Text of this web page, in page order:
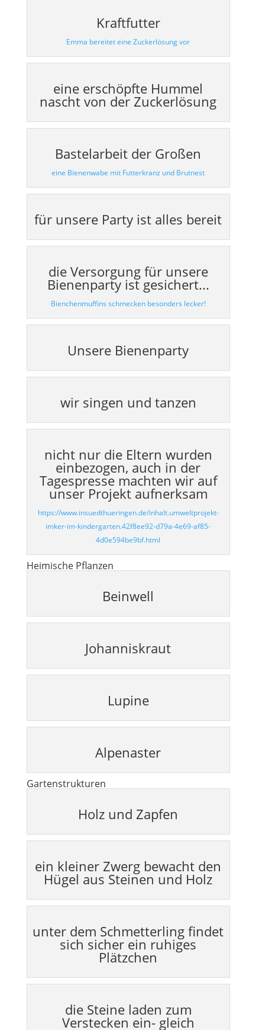
Kraftfutter
Emma bereitet eine Zuckerlösung vor
eine erschöpfte Hummel
nascht von der Zuckerlösung
Bastelarbeit der Großen
eine Bienenwabe mit Futterkranz und Brutnest
für unsere Party ist alles bereit
die Versorgung für unsere
Bienenparty ist gesichert...
Bienchenmuffins schmecken besonders lecker!
Unsere Bienenparty
wir singen und tanzen
nicht nur die Eltern wurden
einbezogen, auch in der
Tagespresse machten wir auf
unser Projekt aufnerksam
https://www.insuedthueringen.de/inhalt.umweltprojekt-
imker-im-kindergarten.42f8ee92-d79a-4e69-af85-
4d0e594be9bf.html
Heimische Pflanzen
Beinwell
Johanniskraut
Lupine
Alpenaster
Gartenstrukturen
Holz und Zapfen
ein kleiner Zwerg bewacht den
Hügel aus Steinen und Holz
unter dem Schmetterling findet
sich sicher ein ruhiges
Plätzchen
die Steine laden zum
Verstecken ein- gleich